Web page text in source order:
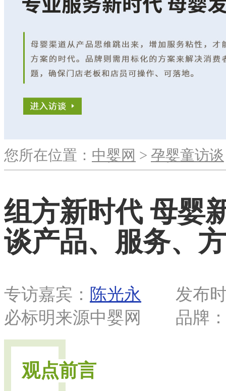
您所在位置： 中婴网 > 孕婴童访谈
组方新时代 母婴
谈产品、服务、
专访嘉宾： 陈光永 发布时
必标明来源中婴网 品牌
观点前言